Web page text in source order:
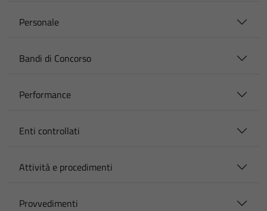
Personale
Bandi di Concorso
Performance
Enti controllati
Attività e procedimenti
Provvedimenti